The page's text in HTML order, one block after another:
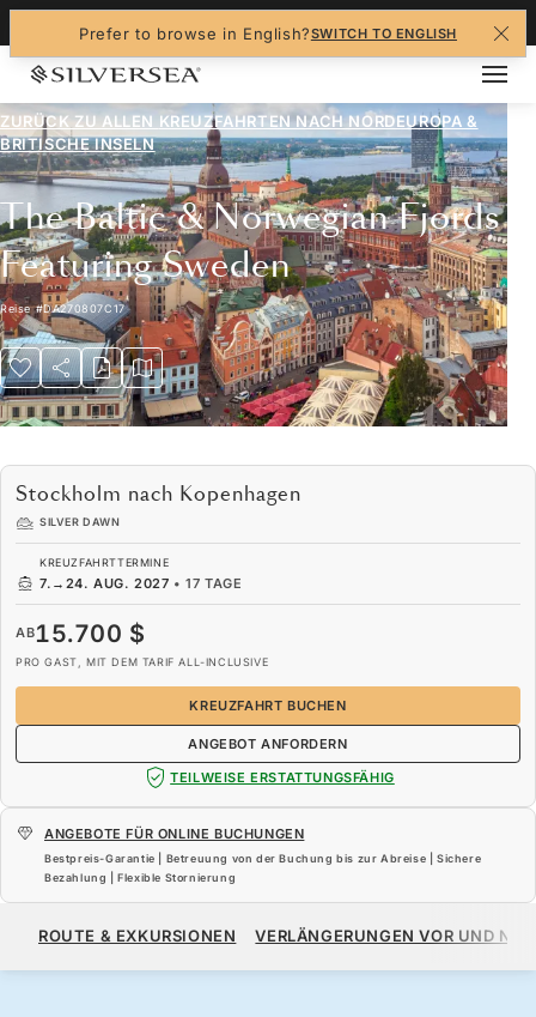
Prefer to browse in English?SWITCH TO ENGLISH
ZURÜCK ZU ALLEN KREUZFAHRTEN NACH NORDEUROPA &
BRITISCHE INSELN
The Baltic & Norwegian Fjords
Featuring Sweden
Reise#DA270807C17
Stockholm nach Kopenhagen
SILVER DAWN
KREUZFAHRTTERMINE
7. → 24. AUG. 2027 •17 TAGE
AB15.700 $
PRO GAST, MIT DEM TARIF ALL-INCLUSIVE
KREUZFAHRT BUCHEN
ANGEBOT ANFORDERN
TEILWEISE ERSTATTUNGSFÄHIG
ANGEBOTE FÜR ONLINE BUCHUNGEN
Bestpreis-Garantie | Betreuung von der Buchung bis zur Abreise | Sichere
Bezahlung | Flexible Stornierung
15.700 $
ROUTE & EXKURSIONEN VERLÄNGERUNGEN VOR UND